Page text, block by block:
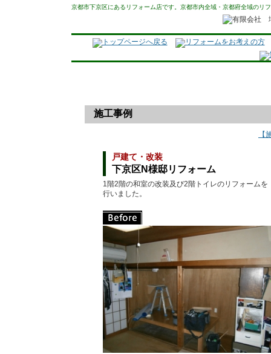
京都市下京区にあるリフォーム店です。京都市内全域・京都府全域の
施工事例
【
戸建て・改装
下京区N様邸リフォーム
1階2階の和室の改装及び2階トイレのリフォームを
行いました。